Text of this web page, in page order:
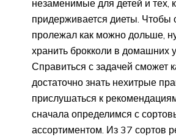
незаменимые для детей и тех,
придерживается диеты. Чтобы
пролежал как можно дольше,
хранить брокколи в домашних
Справиться с задачей сможет
достаточно знать нехитрые
прислушаться к
сначала определимся с
ассортиментом. Из 37 сортов